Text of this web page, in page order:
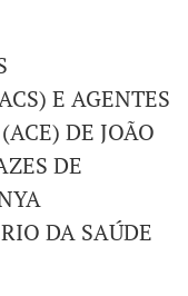
E AGENTES
DE JOÃO
DE
DA SAÚDE